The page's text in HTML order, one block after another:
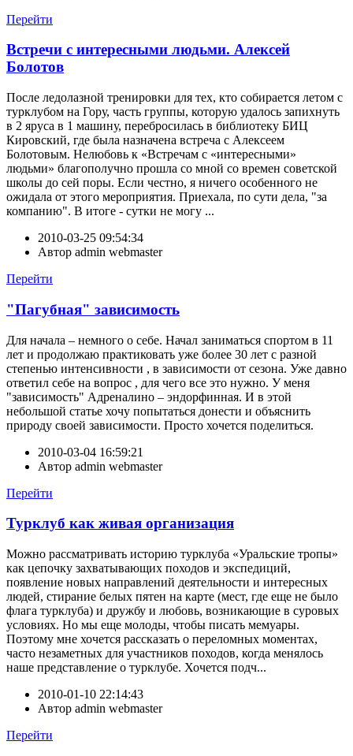
Перейти
Встречи с интересными людьми. Алексей
Болотов
После ледолазной тренировки для тех, кто собирается летом с
турклубом на Гору, часть группы, которую удалось запихнуть
в 2 яруса в 1 машину, перебросилась в библиотеку БИЦ
Кировский, где была назначена встреча с Алексеем
Болотовым. Нелюбовь к «Встречам с «интересными»
людьми» благополучно прошла со мной со времен советской
школы до сей поры. Если честно, я ничего особенного не
ожидала от этого мероприятия. Приехала, по сути дела, "за
компанию". В итоге - сутки не могу ...
2010-03-25 09:54:34
Автор admin webmaster
Перейти
"Пагубная" зависимость
Для начала – немного о себе. Начал заниматься спортом в 11
лет и продолжаю практиковать уже более 30 лет с разной
степенью интенсивности , в зависимости от сезона. Уже давно
ответил себе на вопрос , для чего все это нужно. У меня
"зависимость" Адреналино – эндорфинная. И в этой
небольшой статье хочу попытаться донести и объяснить
природу своей зависимости. Просто хочется поделиться.
2010-03-04 16:59:21
Автор admin webmaster
Перейти
Турклуб как живая организация
Можно рассматривать историю турклуба «Уральские тропы»
как цепочку захватывающих походов и экспедиций,
появление новых направлений деятельности и интересных
людей, стирание белых пятен на карте (мест, где еще не было
флага турклуба) и дружбу и любовь, возникающие в суровых
условиях. Но мы еще молоды, чтобы писать мемуары.
Поэтому мне хочется рассказать о переломных моментах,
часто незаметных для участников походов, когда менялось
наше представление о турклубе. Хочется подч...
2010-01-10 22:14:43
Автор admin webmaster
Перейти